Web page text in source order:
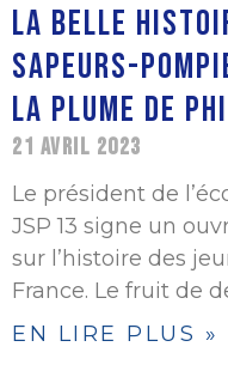
LA BELLE
SAPEURS-
LA PLUME DE
21 AVRIL 2023
Le président de
JSP 13 signe un
sur l’histoire des
France. Le fruit de
EN LIRE PLUS »